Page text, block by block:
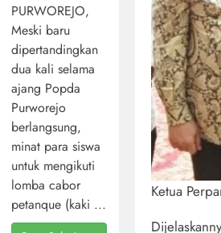
Ketua
PURWOREJO,
Meski baru
dipertandingkan
dua kali selama
ajang Popda
Purworejo
berlangsung,
minat para siswa
untuk mengikuti
lomba cabor
petanque (kaki ...